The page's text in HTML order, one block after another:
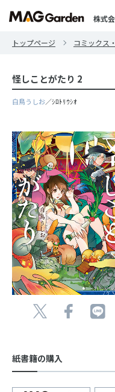
株式
トップページ コミックス
怪しことがたり 2
白鳥うしお／ｼﾛﾄﾘｳｼｵ
紙書籍の購入